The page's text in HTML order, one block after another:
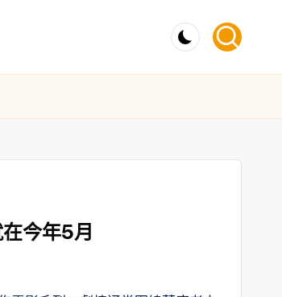
今年5月